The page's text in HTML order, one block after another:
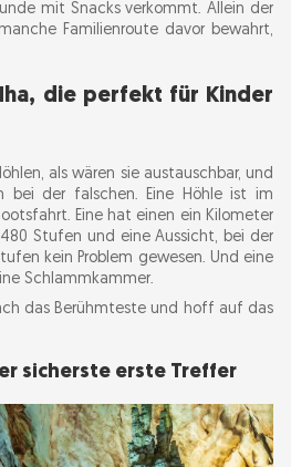
ist der Reset-Knopf
Touren in Phong Nha für
und isst
Nha mit Kindern
Nha mit Kindern
Reiseroute für Phong
mit Snacks verkommt. Allein der
Familienroute davor bewahrt,
die perfekt für Kinder
als wären sie austauschbar, und
bei der falschen. Eine Höhle ist im
Eine hat einen ein Kilometer
Stufen und eine Aussicht, bei der
kein Problem gewesen. Und eine
Schlammkammer.
das Berühmteste und hoff auf das
sicherste erste Treffer